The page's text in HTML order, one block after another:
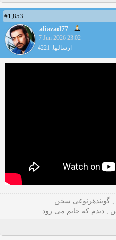
#1,853
aliazad77
7 Jun 2026 23:02
ارسالها: 4221
, گویندهرنوعی سخن
, دیدم که جانم می رود